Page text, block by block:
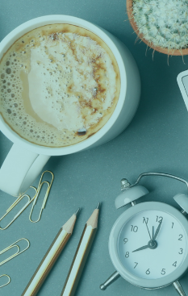
一般スクール
キャンペーン
キャンペーン
259：箕面でナポレオンパ
イ